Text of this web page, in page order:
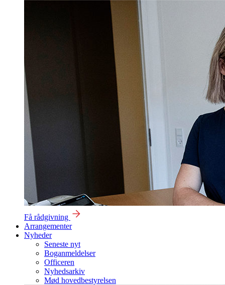
Få rådgivning
Arrangementer
Nyheder
Seneste nyt
Boganmeldelser
Officeren
Nyhedsarkiv
Mød hovedbestyrelsen